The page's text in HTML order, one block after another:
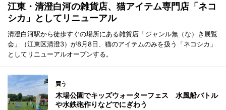
江東・清澄白河の雑貨店、猫アイテム専門店「ネコ
シカ」としてリニューアル
清澄白河駅から徒歩すぐの場所にある雑貨店「ジャンル無（な）き展覧
会」（江東区清澄3）が8月8日、猫のアイテムのみを扱う「ネコシカ」
としてリニューアルオープンする。
買う
木場公園でキッズウォーターフェス 水風船バトル
や水鉄砲作りなどでにぎわう